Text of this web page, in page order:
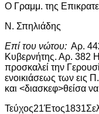
Ο Γραμμ. της
Ν. Σπηλιάδης
Επί του νώτου: Αρ.
Κυβερνήτης. Αρ. 382
προσκαλεί την
ενοικιάσεως των εις
και <διασκεφ>θείσα
Τεύχος21Έτος1831